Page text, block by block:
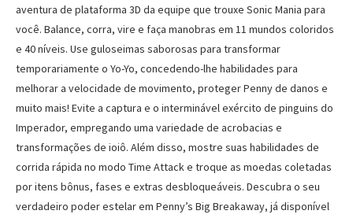
aventura de plataforma 3D da equipe que trouxe Sonic Mania para
você. Balance, corra, vire e faça manobras em 11 mundos coloridos
e 40 níveis. Use guloseimas saborosas para transformar
temporariamente o Yo-Yo, concedendo-lhe habilidades para
melhorar a velocidade de movimento, proteger Penny de danos e
muito mais! Evite a captura e o interminável exército de pinguins do
Imperador, empregando uma variedade de acrobacias e
transformações de ioiô. Além disso, mostre suas habilidades de
corrida rápida no modo Time Attack e troque as moedas coletadas
por itens bônus, fases e extras desbloqueáveis. Descubra o seu
verdadeiro poder estelar em Penny’s Big Breakaway, já disponível